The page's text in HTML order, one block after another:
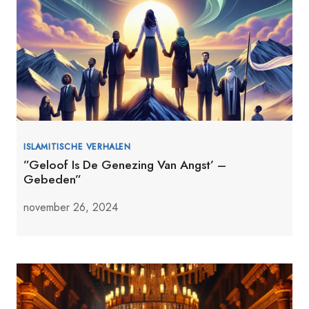
ISLAMITISCHE VERHALEN
”Geloof Is De Genezing Van Angst’ –
Gebeden”
november 26, 2024